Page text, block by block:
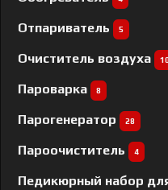
Отпариватель 5
Очиститель воздуха
Пароварка 8
Парогенератор 28
Пароочиститель 4
Педикюрный набор